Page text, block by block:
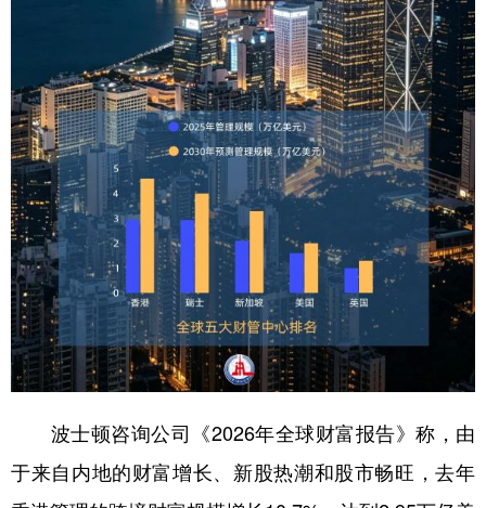
内蒙古 黑龙江
多语种频道
English Español Français عربى
Русский язык 한국어
Deutsch Português
波士顿咨询公司《2026年全球财富报告》称，由
于来自内地的财富增长、新股热潮和股市畅旺，去年